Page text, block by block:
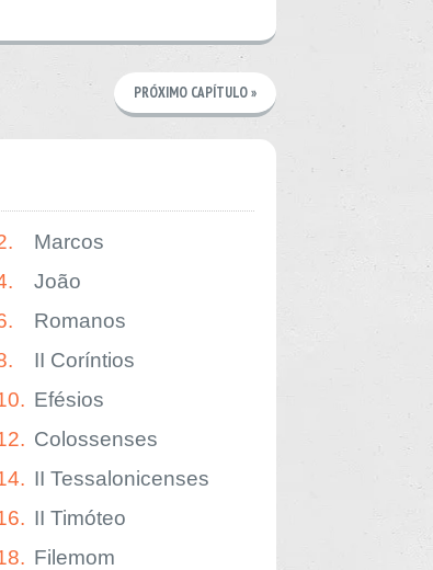
PRÓXIMO CAPÍTULO »
Marcos
João
Romanos
II Coríntios
Efésios
Colossenses
II Tessalonicenses
II Timóteo
Filemom